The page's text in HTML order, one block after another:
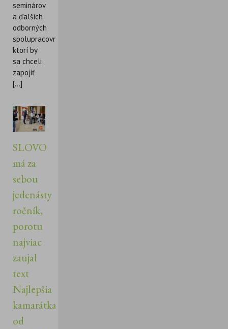
seminárov
a ďalších
odborných
spolupracovníkov,
ktorí by
sa chceli
zapojiť
[...]
SLOVO
má za
sebou
jedenásty
ročník,
porotu
najviac
zaujal
text
Najlepšia
kamarátka
od